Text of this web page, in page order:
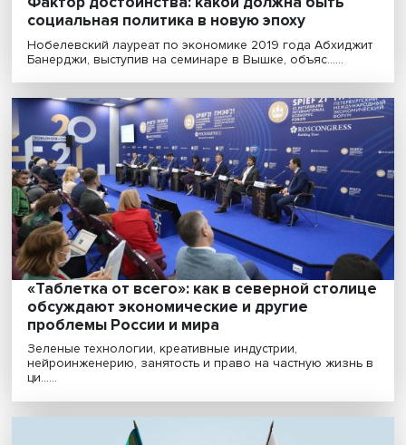
Фактор достоинства: какой должна быть
социальная политика в новую эпоху
Нобелевский лауреат по экономике 2019 года
Банерджи, выступив на семинаре в Вышке, объяс......